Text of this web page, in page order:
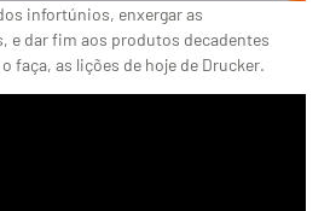
infortúnios, enxergar as
e dar fim aos produtos decadentes
faça, as lições de hoje de Drucker.